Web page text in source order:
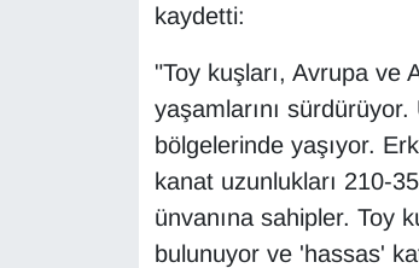
kaydetti:
"Toy kuşları, Avrupa ve
yaşamlarını
bölgelerinde yaşıyor.
kanat uzunlukları 210-
ünvanına sahipler. Toy
bulunuyor ve 'hassas'
TEKNOLOJİ